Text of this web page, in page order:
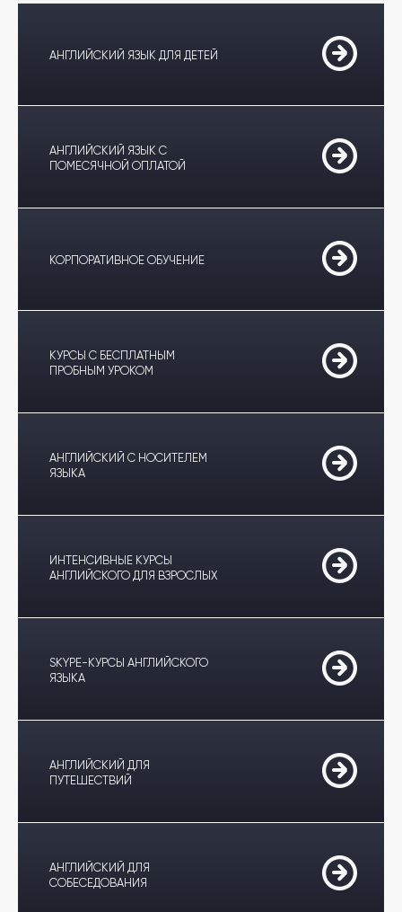
АНГЛИЙСКИЙ ЯЗЫК ДЛЯ ДЕТЕЙ
АНГЛИЙСКИЙ ЯЗЫК С
ПОМЕСЯЧНОЙ ОПЛАТОЙ
КОРПОРАТИВНОЕ ОБУЧЕНИЕ
КУРСЫ С БЕСПЛАТНЫМ
ПРОБНЫМ УРОКОМ
АНГЛИЙСКИЙ С НОСИТЕЛЕМ
ЯЗЫКА
ИНТЕНСИВНЫЕ КУРСЫ
АНГЛИЙСКОГО ДЛЯ ВЗРОСЛЫХ
SKYPE-КУРСЫ АНГЛИЙСКОГО
ЯЗЫКА
АНГЛИЙСКИЙ ДЛЯ
ПУТЕШЕСТВИЙ
АНГЛИЙСКИЙ ДЛЯ
СОБЕСЕДОВАНИЯ